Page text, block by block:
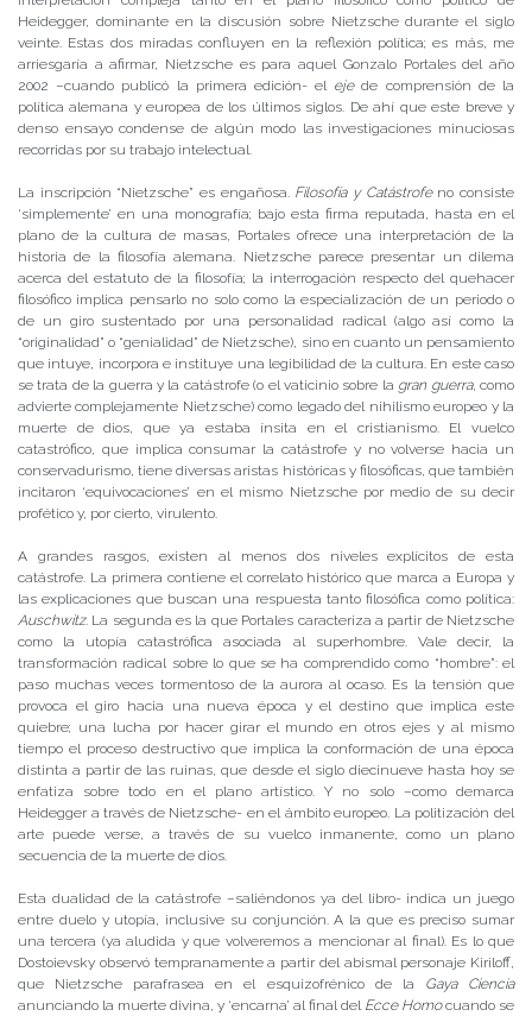
Heidegger, dominante en la discusión sobre Nietzsche durante el siglo
veinte. Estas dos miradas confluyen en la reflexión política; es más, me
arriesgaría a afirmar, Nietzsche es para aquel Gonzalo Portales del año
2002 –cuando publicó la primera edición- el ejede comprensión de la
política alemana y europea de los últimos siglos. De ahí que este breve y
denso ensayo condense de algún modo las investigaciones minuciosas
recorridas por su trabajo intelectual.
La inscripción “Nietzsche” es engañosa. Filosofía y Catástrofeno consiste
‘simplemente’ en una monografía; bajo esta firma reputada, hasta en el
plano de la cultura de masas, Portales ofrece una interpretación de la
historia de la filosofía alemana. Nietzsche parece presentar un dilema
acerca del estatuto de la filosofía; la interrogación respecto del quehacer
filosófico implica pensarlo no solo como la especialización de un periodo o
de un giro sustentado por una personalidad radical (algo así como la
“originalidad” o “genialidad” de Nietzsche), sino en cuanto un pensamiento
que intuye, incorpora e instituye una legibilidad de la cultura. En este caso
se trata de la guerra y la catástrofe (o el vaticinio sobre la gran guerra, como
advierte complejamente Nietzsche) como legado del nihilismo europeo y la
muerte de dios, que ya estaba ínsita en el cristianismo. El vuelco
catastrófico, que implica consumar la catástrofe y no volverse hacia un
conservadurismo, tiene diversas aristas históricas y filosóficas, que también
incitaron ‘equivocaciones’ en el mismo Nietzsche por medio de su decir
profético y, por cierto, virulento.
A grandes rasgos, existen al menos dos niveles explícitos de esta
catástrofe. La primera contiene el correlato histórico que marca a Europa y
las explicaciones que buscan una respuesta tanto filosófica como política:
Auschwitz. La segunda es la que Portales caracteriza a partir de Nietzsche
como la utopía catastrófica asociada al superhombre. Vale decir, la
transformación radical sobre lo que se ha comprendido como “hombre”: el
paso muchas veces tormentoso de la aurora al ocaso. Es la tensión que
provoca el giro hacia una nueva época y el destino que implica este
quiebre; una lucha por hacer girar el mundo en otros ejes y al mismo
tiempo el proceso destructivo que implica la conformación de una época
distinta a partir de las ruinas, que desde el siglo diecinueve hasta hoy se
enfatiza sobre todo en el plano artístico. Y no solo –como demarca
Heidegger a través de Nietzsche- en el ámbito europeo. La politización del
arte puede verse, a través de su vuelco inmanente, como un plano
secuencia de la muerte de dios.
Esta dualidad de la catástrofe –saliéndonos ya del libro- indica un juego
entre duelo y utopía, inclusive su conjunción. A la que es preciso sumar
una tercera (ya aludida y que volveremos a mencionar al final). Es lo que
Dostoievsky observó tempranamente a partir del abismal personaje Kiriloff,
que Nietzsche parafrasea en el esquizofrénico de la Gaya Ciencia
anunciando la muerte divina, y ‘encarna’ al final del Ecce Homocuando se